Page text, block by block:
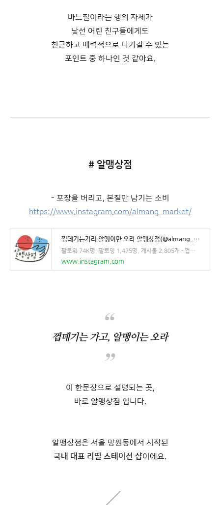
바느질이라는 행위 자체가
낯선 어린 친구들에게도
친근하고 매력적으로 다가갈 수 있는
포인트 중 하나인 것 같아요.
# 알맹상점
- 포장을 버리고, 본질만 남기는 소비
https://www.instagram.com/almang_market/
껍데기는가라 알맹이만 오라 알맹상점(@almang_market) • Instagram 사진 및 동영상
팔로워 74K명, 팔로잉 1,475명, 게시물 2,805개 - 껍데기는가라 알맹이만 오라 알맹상점(@almang_market)님의 Instagram 사진 및 동영상 보기
www.instagram.com
껍데기는 가고, 알맹이는 오라
이 한문장으로 설명되는 곳,
바로 알맹상점 입니다.
알맹상점은 서울 망원동에서 시작된
국내 대표 리필 스테이션 샵이에요.